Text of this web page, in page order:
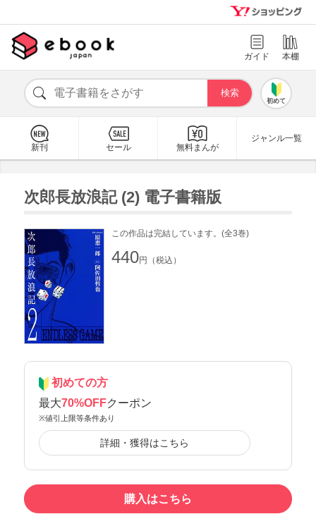
ガイド 本棚
初めて
新刊 セール 無料まんが
ジャンル一覧
次郎長放浪記 (2) 電子書籍版
この作品は完結しています。(全3巻)
440円（税込）
初めての方
最大70%OFFクーポン
※値引上限等条件あり
詳細・獲得はこちら
購入はこちら